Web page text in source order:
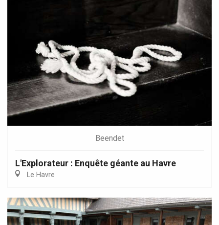
Beendet
L'Explorateur : Enquête géante au Havre
Le Havre